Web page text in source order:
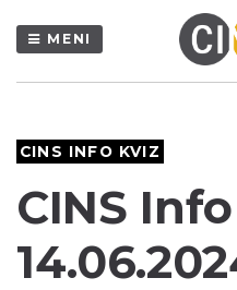
MENI
CINS INFO KVIZ
CINS